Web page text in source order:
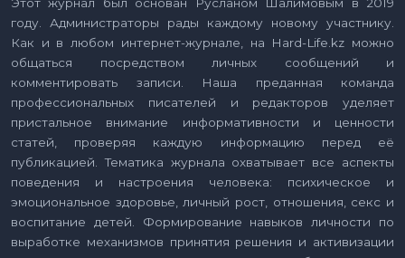
Этот журнал был основан Русланом Шалимовым в 2019
году. Администраторы рады каждому новому участнику.
Как и в любом интернет-журнале, на Hard-Life.kz можно
общаться посредством личных сообщений и
комментировать записи. Наша преданная команда
профессиональных писателей и редакторов уделяет
пристальное внимание информативности и ценности
статей, проверяя каждую информацию перед её
публикацией. Тематика журнала охватывает все аспекты
поведения и настроения человека: психическое и
эмоциональное здоровье, личный рост, отношения, секс и
воспитание детей. Формирование навыков личности по
выработке механизмов принятия решения и активизации